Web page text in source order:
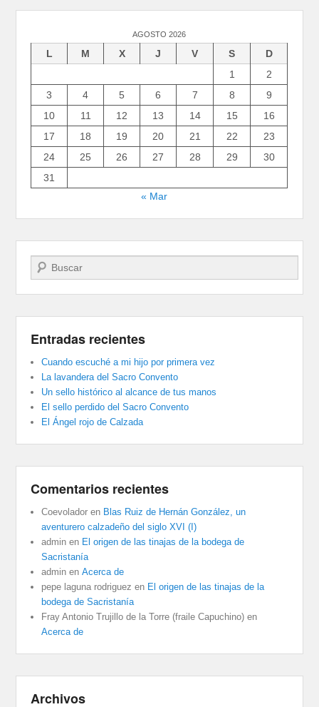
AGOSTO 2026
L M X J V S
D
1
2
3
4 5 6 7 8
9
10
11 12 13 14 15
16
17
18 19 20 21 22
23
24
25 26 27 28 29
30
31
« Mar
Buscar
Entradas recientes
Cuando escuché a mi hijo por primera vez
La lavandera del Sacro Convento
Un sello histórico al alcance de tus manos
El sello perdido del Sacro Convento
El Ángel rojo de Calzada
Comentarios recientes
Coevolador en Blas Ruiz de Hernán González, un
aventurero calzadeño del siglo XVI (I)
admin en El origen de las tinajas de la bodega de
Sacristanía
admin enAcerca de
pepe laguna rodriguez en El origen de las tinajas de la
bodega de Sacristanía
Fray Antonio Trujillo de la Torre (fraile Capuchino) en
Acerca de
Archivos